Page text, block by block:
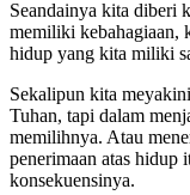
Seandainya kita diberi
memiliki kebahagiaan,
hidup yang kita miliki
Sekalipun kita
Tuhan, tapi dalam
memilihnya. Atau
penerimaan atas hidup
konsekuensinya.